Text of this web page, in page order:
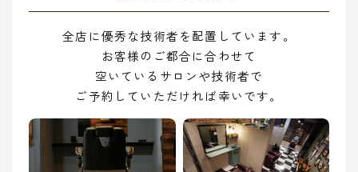
全店に優秀な技術者を配置しています。
お客様のご都合に合わせて
空いているサロンや技術者で
ご予約していただければ幸いです。